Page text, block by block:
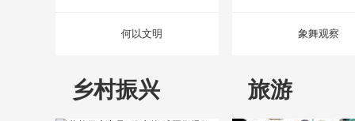
何以文明 象舞观察
乡村振兴 旅游